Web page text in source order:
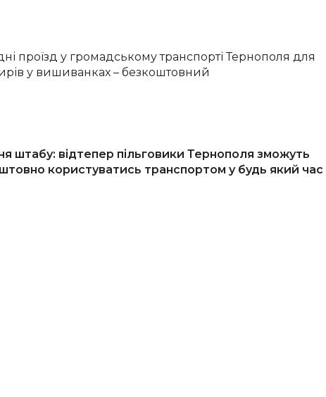
проїзд у громадському транспорті Тернополя для
у вишиванках – безкоштовний
штабу: відтепер пільговики Тернополя зможуть
користуватись транспортом у будь який час